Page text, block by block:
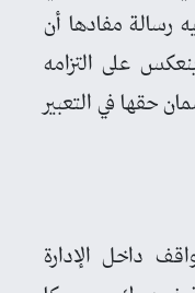
رسالة مفادها أن
ينعكس على التزامه
حقها في التعبير
داخل الإدارة